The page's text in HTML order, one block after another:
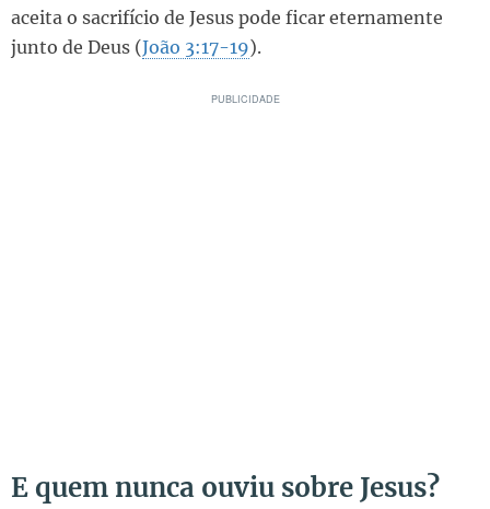
aceita o sacrifício de Jesus pode ficar eternamente
junto de Deus (João 3:17-19).
E quem nunca ouviu sobre Jesus?